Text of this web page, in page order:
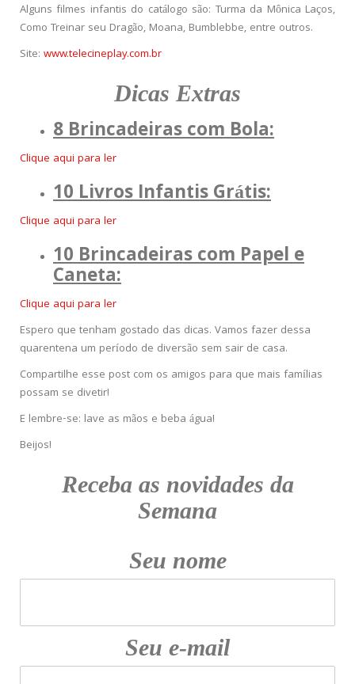
Alguns filmes infantis do catálogo são: Turma da Mônica Laços,
Como Treinar seu Dragão, Moana, Bumblebbe, entre outros.
Site: www.telecineplay.com.br
Dicas Extras
8 Brincadeiras com Bola:
Clique aqui para ler
10 Livros Infantis Grátis:
Clique aqui para ler
10 Brincadeiras com Papel e
Caneta:
Clique aqui para ler
Espero que tenham gostado das dicas. Vamos fazer dessa
quarentena um período de diversão sem sair de casa.
Compartilhe esse post com os amigos para que mais famílias
possam se divetir!
E lembre-se: lave as mãos e beba água!
Beijos!
Receba as novidades da
Semana
Seu nome
Seu e-mail